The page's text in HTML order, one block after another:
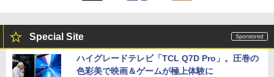
Special Site
ハイグレードテレビ「TCL Q7D Pro」。圧巻の
色彩美で映画＆ゲームが極上体験に